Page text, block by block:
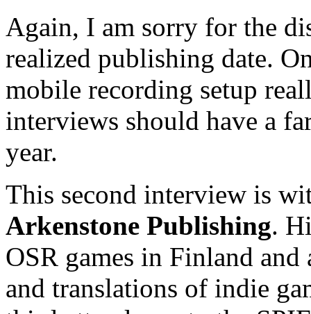
Again, I am sorry for the
realized publishing date.
mobile recording setup
interviews should have a
year.
This second interview is
Arkenstone Publishing.
OSR games in Finland
and translations of indie